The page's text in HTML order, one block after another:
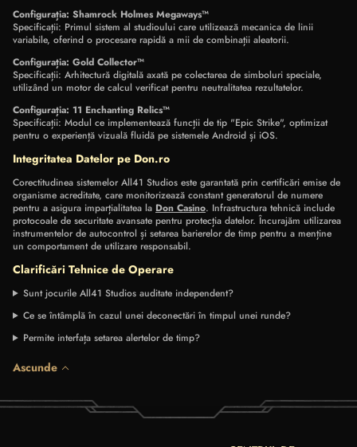
Configurația: Shamrock Holmes Megaways™
Specificații: Primul sistem al studioului care utilizează mecanica de linii
variabile, oferind o procesare rapidă a mii de combinații aleatorii.
Configurația: Gold Collector™
Specificații: Arhitectură digitală axată pe colectarea de simboluri speciale,
utilizând un motor de calcul verificat pentru neutralitatea rezultatelor.
Configurația: 11 Enchanting Relics™
Specificații: Modul ce implementează funcții de tip "Epic Strike", optimizat
pentru o experiență vizuală fluidă pe sistemele Android și iOS.
Integritatea Datelor pe Don.ro
Corectitudinea sistemelor All41 Studios este garantată prin certificări emise de
organisme acreditate, care monitorizează constant generatorul de numere
pentru a asigura imparțialitatea la Don Casino. Infrastructura tehnică include
protocoale de securitate avansate pentru protecția datelor. Încurajăm utilizarea
instrumentelor de autocontrol și setarea barierelor de timp pentru a menține
un comportament de utilizare responsabil.
Clarificări Tehnice de Operare
Sunt jocurile All41 Studios auditate independent?
Ce se întâmplă în cazul unei deconectări în timpul unei runde?
Permite interfața setarea alertelor de timp?
Ascunde